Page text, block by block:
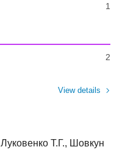
1
2
View details
Луковенко Т.Г., Шовкун